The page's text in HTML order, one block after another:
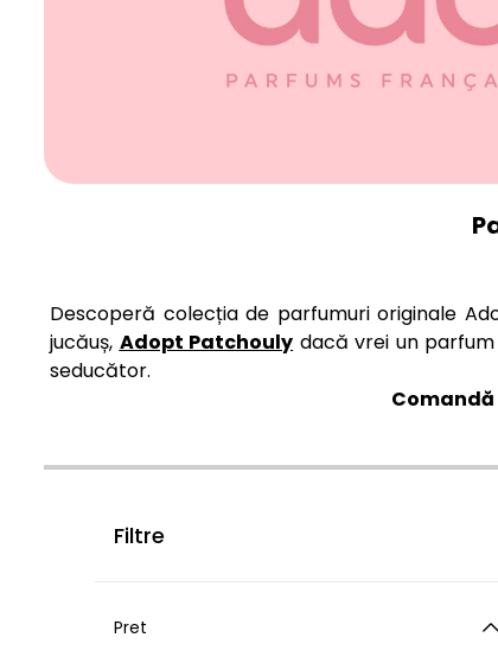
Descoperă colecția de parfumuri originale
jucăuș, Adopt Patchouly dacă vrei un
seducător.
Filtre
Pret